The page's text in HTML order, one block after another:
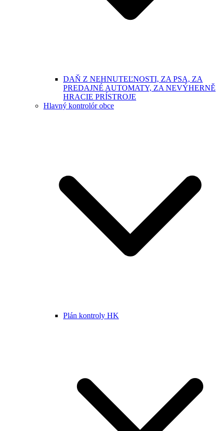
DAŇ Z NEHNUTEĽNOSTI, ZA PSA, ZA
PREDAJNÉ AUTOMATY, ZA NEVÝHERNĚ
HRACIE PRÍSTROJE
Hlavný kontrolór obce
Plán kontroly HK